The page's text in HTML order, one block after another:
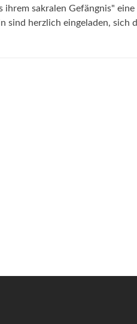
ihrem sakralen Gefängnis"
sind herzlich eingeladen, sich